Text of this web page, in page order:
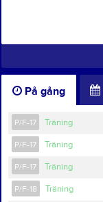
På gång
P/F-17 Träning
P/F-17 Träning
P/F-17 Träning
P/F-18 Träning